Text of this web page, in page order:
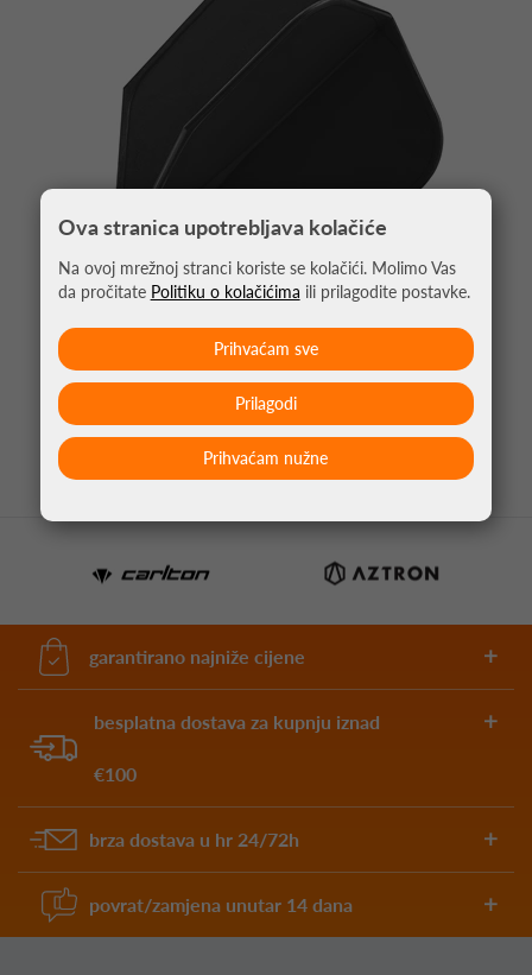
PIKADO PERA CLIC CRNA
4,95 €
garantirano najniže cijene
besplatna dostava za kupnju iznad
€100
brza dostava u hr 24/72h
povrat/zamjena unutar 14 dana
Ova stranica upotrebljava kolačiće
Na ovoj mrežnoj stranci koriste se kolačići. Molimo Vas
da pročitate Politiku o kolačićima ili prilagodite postavke.
Prihvaćam nužne
Prilagodi
Prihvaćam sve